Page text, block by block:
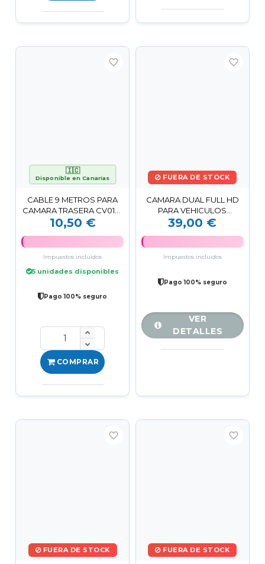
🇮🇨
Disponible en Canarias
favorite_border
CABLE 9 METROS PARA
CAMARA TRASERA CV0155
CAMVIEW
10,50 €
Impuestos incluidos
5 unidades disponibles
Pago 100% seguro
COMPRAR
FUERA DE STOCK
favorite_border
CAMARA DUAL FULL HD
PARA VEHICULOS
DASHCAM XJ03 XO
39,00 €
Impuestos incluidos
Pago 100% seguro
VER
DETALLES
FUERA DE STOCK
favorite_border
FUERA DE STOCK
favorite_border